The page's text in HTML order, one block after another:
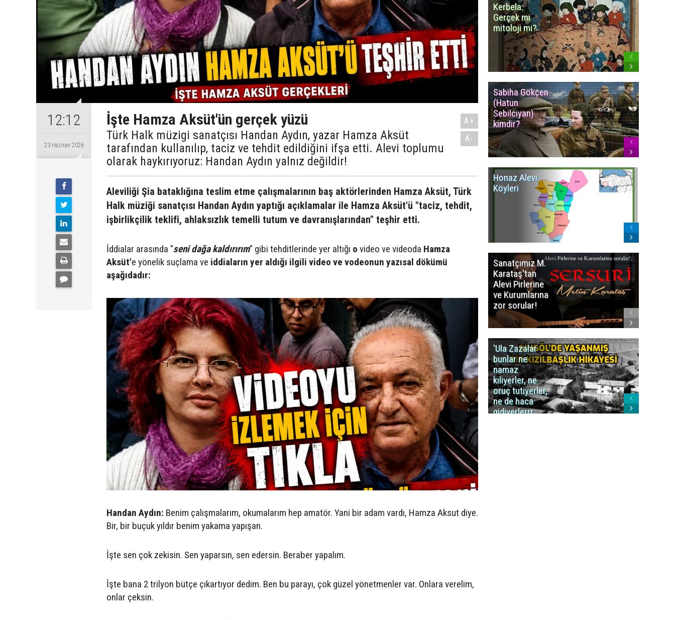
12:12
23 Haziran 2026
İşte Hamza Aksüt'ün gerçek yüzü
Türk Halk müzigi sanatçısı Handan Aydın, yazar Hamza Aksüt
tarafından kullanılıp, taciz ve tehdit edildiğini ifşa etti. Alevi toplumu
olarak haykırıyoruz: Handan Aydın yalnız değildir!
A+
A-
Aleviliği Şia bataklığına teslim etme çalışmalarının baş aktörlerinden Hamza Aksüt, Türk
Halk müziği sanatçısı Handan Aydın yaptığı açıklamalar ile Hamza Aksüt'ü "taciz, tehdit,
işbirlikçilik teklifi, ahlaksızlık temelli tutum ve davranışlarından" teşhir etti.
İddialar arasında "seni dağa kaldırırım" gibi tehditlerinde yer altığı o video ve videoda Hamza
Aksüt'e yönelik suçlama ve iddiaların yer aldığı ilgili video ve vodeonun yazısal dökümü
aşağıdadır:
Handan Aydın: Benim çalışmalarım, okumalarım hep amatör. Yani bir adam vardı, Hamza Aksut diye.
Bir, bir buçuk yıldır benim yakama yapışan.
İşte sen çok zekisin. Sen yaparsın, sen edersin. Beraber yapalım.
İşte bana 2 trilyon bütçe çıkartıyor dedim. Ben bu parayı, çok güzel yönetmenler var. Onlara verelim,
onlar çeksin.
Kerbela:
Gerçek mi
mitoloji mi?
Sabiha Gökçen
(Hatun
Sebilciyan)
kimdir?
Honaz Alevi
Köyleri
Sanatçımız M.
Karataş'tan
Alevi Pirlerine
ve Kurumlarına
zor sorular!
'Ula Zazalar
bunlar ne
namaz
kıliyerler, ne
oruç tutiyerler,
ne de haca
gidiyerlerrr